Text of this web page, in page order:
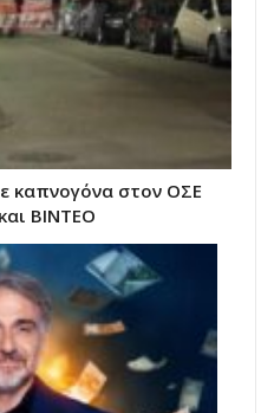
καπνογόνα στον ΟΣΕ
ΒΙΝΤΕΟ